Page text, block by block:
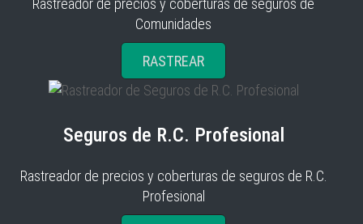
Comunidades
RASTREAR
Seguros de R.C. Profesional
Rastreador de precios y coberturas de seguros de R.C.
Profesional